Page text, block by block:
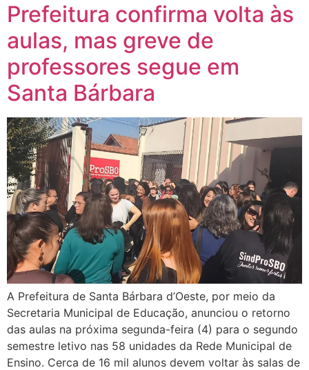
Prefeitura confirma volta às
aulas, mas greve de
professores segue em
Santa Bárbara
A Prefeitura de Santa Bárbara d’Oeste, por meio da
Secretaria Municipal de Educação, anunciou o retorno
das aulas na próxima segunda-feira (4) para o segundo
semestre letivo nas 58 unidades da Rede Municipal de
Ensino. Cerca de 16 mil alunos devem voltar às salas de